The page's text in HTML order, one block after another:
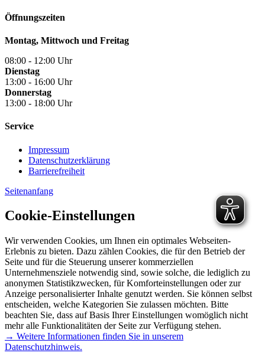
Öffnungszeiten
Montag, Mittwoch und Freitag
08:00 - 12:00 Uhr
Dienstag
13:00 - 16:00 Uhr
Donnerstag
13:00 - 18:00 Uhr
Service
Impressum
Datenschutzerklärung
Barrierefreiheit
Seitenanfang
Cookie-Einstellungen
Wir verwenden Cookies, um Ihnen ein optimales Webseiten-
Erlebnis zu bieten. Dazu zählen Cookies, die für den Betrieb der
Seite und für die Steuerung unserer kommerziellen
Unternehmensziele notwendig sind, sowie solche, die lediglich zu
anonymen Statistikzwecken, für Komforteinstellungen oder zur
Anzeige personalisierter Inhalte genutzt werden. Sie können selbst
entscheiden, welche Kategorien Sie zulassen möchten. Bitte
beachten Sie, dass auf Basis Ihrer Einstellungen womöglich nicht
mehr alle Funktionalitäten der Seite zur Verfügung stehen.
→ Weitere Informationen finden Sie in unserem
Datenschutzhinweis.